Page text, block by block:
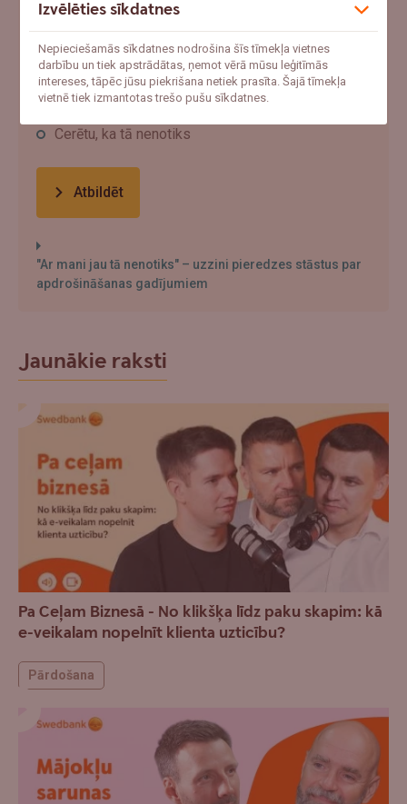
Ņemtu no uzkrājumiem
Meklētu aizņēmumu
Paļautos uz apdrošināšanu
Cerētu, ka tā nenotiks
Atbildēt
"Ar mani jau tā nenotiks" – uzzini pieredzes stāstus par
apdrošināšanas gadījumiem
Jaunākie raksti
Pa Ceļam Biznesā - No klikšķa līdz paku skapim: kā
e-veikalam nopelnīt klienta uzticību?
Pārdošana
Izvēlēties sīkdatnes
Nepieciešamās sīkdatnes nodrošina šīs tīmekļa vietnes
darbību un tiek apstrādātas, ņemot vērā mūsu leģitīmās
intereses, tāpēc jūsu piekrišana netiek prasīta. Šajā tīmekļa
vietnē tiek izmantotas trešo pušu sīkdatnes.